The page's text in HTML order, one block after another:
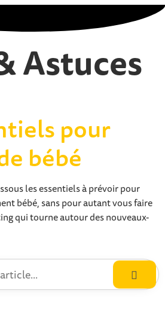
Astuces
pour
bébé
les essentiels à prévoir pour
bébé, sans pour autant vous faire
qui tourne autour des nouveaux-